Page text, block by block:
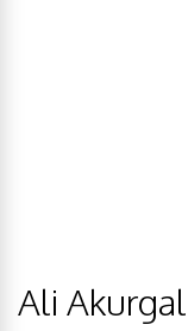
Ali Akurgal